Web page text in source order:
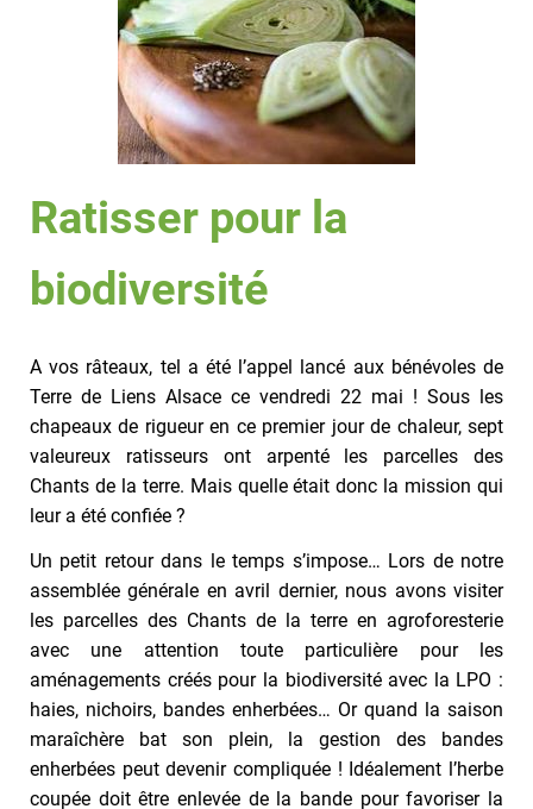
Ratisser pour la
biodiversité
A vos râteaux, tel a été l’appel lancé aux bénévoles de
Terre de Liens Alsace ce vendredi 22 mai ! Sous les
chapeaux de rigueur en ce premier jour de chaleur, sept
valeureux ratisseurs ont arpenté les parcelles des
Chants de la terre. Mais quelle était donc la mission qui
leur a été confiée ?
Un petit retour dans le temps s’impose… Lors de notre
assemblée générale en avril dernier, nous avons visiter
les parcelles des Chants de la terre en agroforesterie
avec une attention toute particulière pour les
aménagements créés pour la biodiversité avec la LPO :
haies, nichoirs, bandes enherbées… Or quand la saison
maraîchère bat son plein, la gestion des bandes
enherbées peut devenir compliquée ! Idéalement l’herbe
coupée doit être enlevée de la bande pour favoriser la